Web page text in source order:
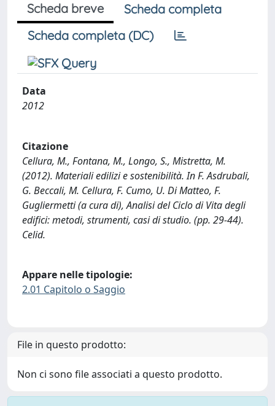
Scheda breve
Scheda completa
Scheda completa (DC)
Data
2012
Citazione
Cellura, M., Fontana, M., Longo, S., Mistretta, M.
(2012). Materiali edilizi e sostenibilità. In F. Asdrubali,
G. Beccali, M. Cellura, F. Cumo, U. Di Matteo, F.
Gugliermetti (a cura di), Analisi del Ciclo di Vita degli
edifici: metodi, strumenti, casi di studio. (pp. 29-44).
Celid.
Appare nelle tipologie:
2.01 Capitolo o Saggio
File in questo prodotto:
Non ci sono file associati a questo prodotto.